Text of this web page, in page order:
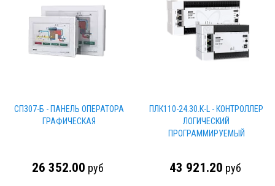
СП307-Б - ПАНЕЛЬ ОПЕРАТОРА
ГРАФИЧЕСКАЯ
26 352.00 руб
ПЛК110-24.30.К-L - КОНТРОЛЛЕР
ЛОГИЧЕСКИЙ
ПРОГРАММИРУЕМЫЙ
43 921.20 руб